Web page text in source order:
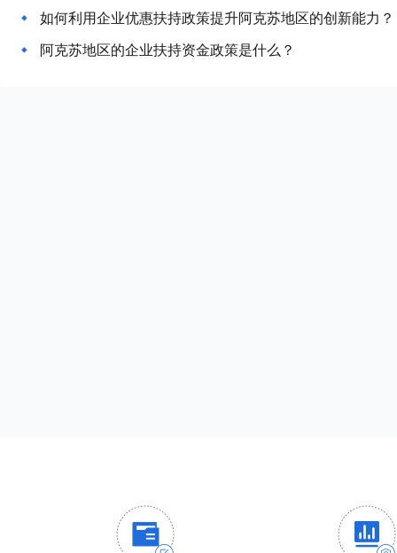
如何利用企业优惠扶持政策提升阿克苏地区的创新能力？
阿克苏地区的企业扶持资金政策是什么？